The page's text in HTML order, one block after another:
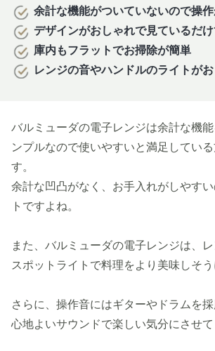
余計な機能がついていないので操
デザインがおしゃれで見ているだ
庫内もフラットでお掃除が簡単
レンジの音やハンドルのライトが
バルミューダの電子レンジは余計な機
ンプルなので使いやすいと満足してい
す。
余計な凹凸がなく、お手入れがしやす
トですよね。
また、バルミューダの電子レンジは、
スポットライトで料理をより美味しそう
さらに、操作音にはギターやドラムを
心地よいサウンドで楽しい気分にさせて